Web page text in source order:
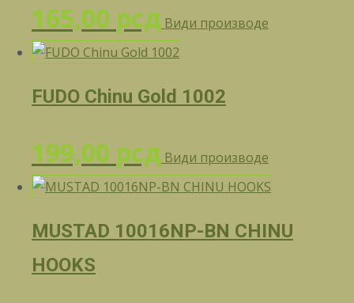
165,00 рсд Види производе
FUDO Chinu Gold 1002
199,00 рсд Види производе
MUSTAD 10016NP-BN CHINU
HOOKS